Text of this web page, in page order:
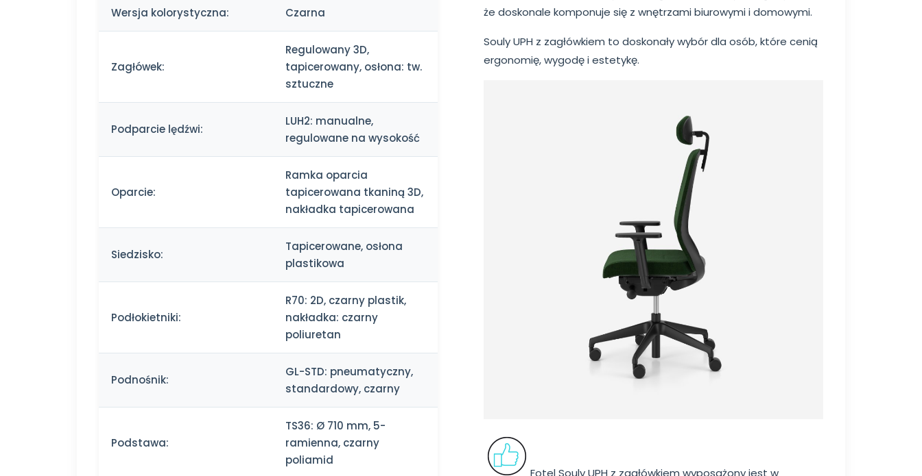
Wersja kolorystyczna: Czarna
Zagłówek:
Regulowany 3D,
tapicerowany, osłona: tw.
sztuczne
Podparcie lędźwi:
LUH2: manualne,
regulowane na wysokość
Oparcie:
Ramka oparcia
tapicerowana tkaniną 3D,
nakładka tapicerowana
Siedzisko:
Tapicerowane, osłona
plastikowa
Podłokietniki:
R70: 2D, czarny plastik,
nakładka: czarny
poliuretan
Podnośnik:
GL-STD: pneumatyczny,
standardowy, czarny
Podstawa:
TS36: Ø 710 mm, 5-
ramienna, czarny
poliamid
że doskonale komponuje się z wnętrzami biurowymi i domowymi.
Souly UPH z zagłówkiem to doskonały wybór dla osób, które cenią
ergonomię, wygodę i estetykę.
Fotel Souly UPH z zagłówkiem wyposażony jest w